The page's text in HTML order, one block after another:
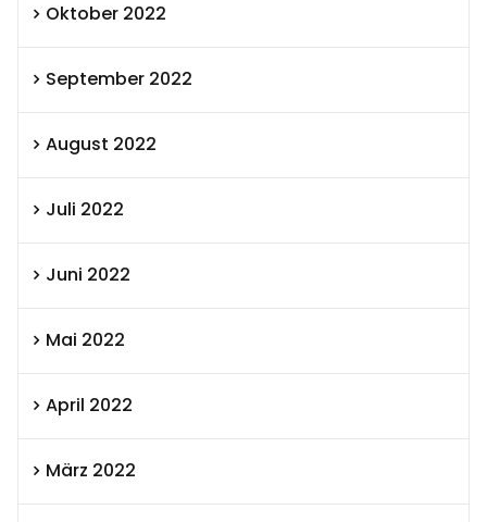
Oktober 2022
September 2022
August 2022
Juli 2022
Juni 2022
Mai 2022
April 2022
März 2022